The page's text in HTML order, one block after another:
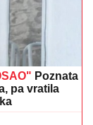
Strahuje
od policije i
I
Hteo